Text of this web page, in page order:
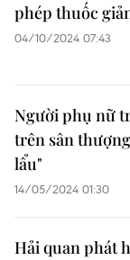
phép thuốc
04/10/2024 07:43
Người phụ nữ
trên sân
lẩu"
14/05/2024 01:30
Hải quan phát